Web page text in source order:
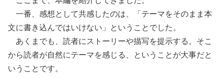
一番、感想として共感したのは、「テーマをそのまま本
文に書き込んではいけない」ということでした。
あくまでも、読者にストーリーや描写を提示する。そこ
から読者が自然にテーマを感じる、ということが大事だと
いうことです。